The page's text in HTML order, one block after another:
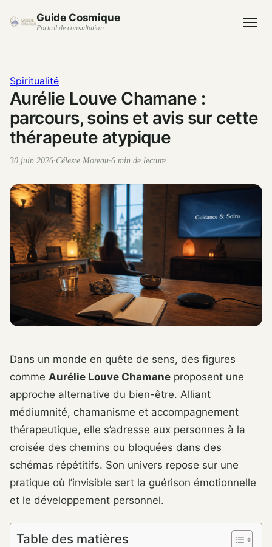
Guide Cosmique
Portail de consultation
Spiritualité
Aurélie Louve Chamane :
parcours, soins et avis sur cette
thérapeute atypique
30 juin 2026·Céleste Moreau·6 min de lecture
Dans un monde en quête de sens, des figures
comme Aurélie Louve Chamane proposent une
approche alternative du bien-être. Alliant
médiumnité, chamanisme et accompagnement
thérapeutique, elle s’adresse aux personnes à la
croisée des chemins ou bloquées dans des
schémas répétitifs. Son univers repose sur une
pratique où l’invisible sert la guérison émotionnelle
et le développement personnel.
Table des matières